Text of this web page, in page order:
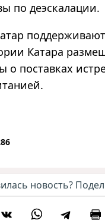
по деэскалации.
Катара
о поставках
новость?